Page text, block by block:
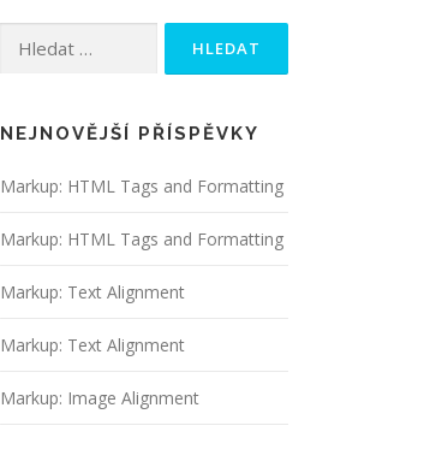
NEJNOVĚJŠÍ PŘÍSPĚVKY
Markup: HTML Tags and Formatting
Markup: HTML Tags and Formatting
Markup: Text Alignment
Markup: Text Alignment
Markup: Image Alignment